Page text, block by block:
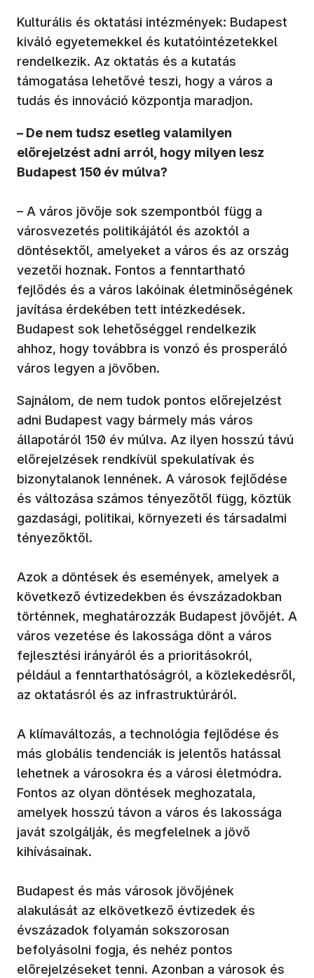
Kulturális és oktatási intézmények: Budapest
kiváló egyetemekkel és kutatóintézetekkel
rendelkezik. Az oktatás és a kutatás
támogatása lehetővé teszi, hogy a város a
tudás és innováció központja maradjon.
– De nem tudsz esetleg valamilyen
előrejelzést adni arról, hogy milyen lesz
Budapest 150 év múlva?
– A város jövője sok szempontból függ a
városvezetés politikájától és azoktól a
döntésektől, amelyeket a város és az ország
vezetői hoznak. Fontos a fenntartható
fejlődés és a város lakóinak életminőségének
javítása érdekében tett intézkedések.
Budapest sok lehetőséggel rendelkezik
ahhoz, hogy továbbra is vonzó és prosperáló
város legyen a jövőben.
Sajnálom, de nem tudok pontos előrejelzést
adni Budapest vagy bármely más város
állapotáról 150 év múlva. Az ilyen hosszú távú
előrejelzések rendkívül spekulatívak és
bizonytalanok lennének. A városok fejlődése
és változása számos tényezőtől függ, köztük
gazdasági, politikai, környezeti és társadalmi
tényezőktől.
Azok a döntések és események, amelyek a
következő évtizedekben és évszázadokban
történnek, meghatározzák Budapest jövőjét. A
város vezetése és lakossága dönt a város
fejlesztési irányáról és a prioritásokról,
például a fenntarthatóságról, a közlekedésről,
az oktatásról és az infrastruktúráról.
A klímaváltozás, a technológia fejlődése és
más globális tendenciák is jelentős hatással
lehetnek a városokra és a városi életmódra.
Fontos az olyan döntések meghozatala,
amelyek hosszú távon a város és lakossága
javát szolgálják, és megfelelnek a jövő
kihívásainak.
Budapest és más városok jövőjének
alakulását az elkövetkező évtizedek és
évszázadok folyamán sokszorosan
befolyásolni fogja, és nehéz pontos
előrejelzéseket tenni. Azonban a városok és